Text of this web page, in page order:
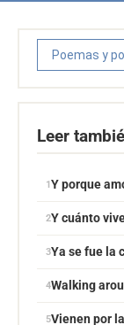
Poemas y
Leer
Y porque
Y cuánto
Ya se fue la
Walking
Vienen por